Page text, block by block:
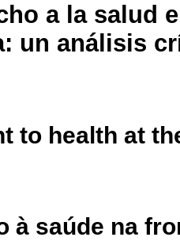
a la salud
un análisis
to health at
à saúde na